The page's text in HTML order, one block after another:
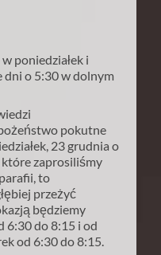
poniedziałek i
dni o 5:30 w dolnym
pokutne
23 grudnia o
które zaprosiliśmy
to
przeżyć
będziemy
6:30 do 8:15 i od
od 6:30 do 8:15.